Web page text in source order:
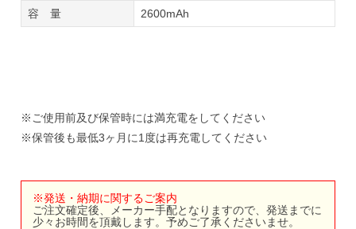
容 量 2600mAh
※ご使用前及び保管時には満充電をしてください
※保管後も最低3ヶ月に1度は再充電してください
※発送・納期に関するご案内
ご注文確定後、メーカー手配となりますので、発送までに
少々お時間を頂戴します。予めご了承くださいませ。